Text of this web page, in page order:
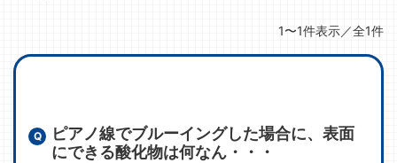
1〜1件表示／全1件
ピアノ線でブルーイングした場合に、表面
にできる酸化物は何なん・・・